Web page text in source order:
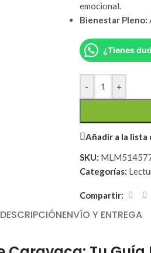
emocional.
Bienestar Pleno:
¿Tienes
- +
Añadir a la lista
SKU:
Categorías:
Compartir:
DESCRIPCIÓNENVÍO Y ENTREGA